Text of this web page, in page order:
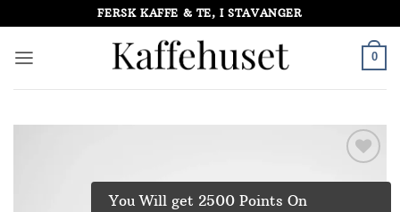
to
content
FERSK KAFFE & TE, I STAVANGER
0
Add to
You Will get 2500 Points On